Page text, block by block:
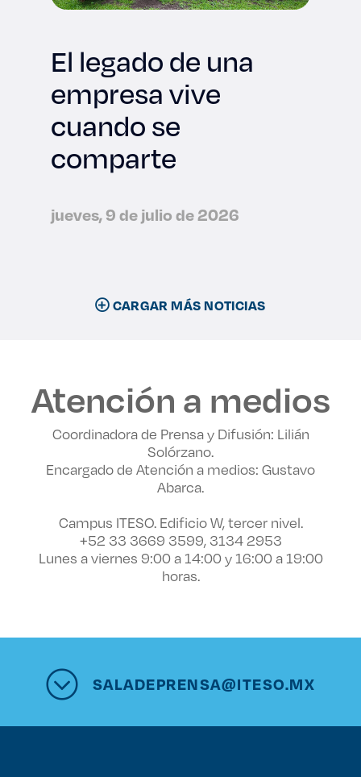
El legado de una
empresa vive
cuando se
comparte
jueves, 9 de julio de 2026
CARGAR MÁS NOTICIAS
Atención a medios
Coordinadora de Prensa y Difusión: Lilián
Solórzano.
Encargado de Atención a medios: Gustavo
Abarca.
Campus ITESO. Edificio W, tercer nivel.
+52 33 3669 3599, 3134 2953
Lunes a viernes 9:00 a 14:00 y 16:00 a 19:00
horas.
SALADEPRENSA@ITESO.MX